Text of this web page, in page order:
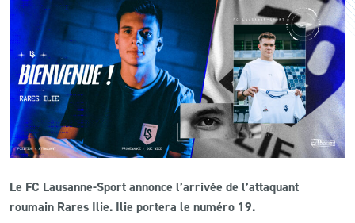
BUSINESS
RESTAURATION
CLUB
CONTACT
ACTUALITÉS
Le FC Lausanne-Sport annonce l’arrivée de l’attaquant
roumain Rares Ilie. Ilie portera le numéro 19.